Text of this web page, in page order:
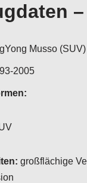
Musso (SUV)
2005
großflächige